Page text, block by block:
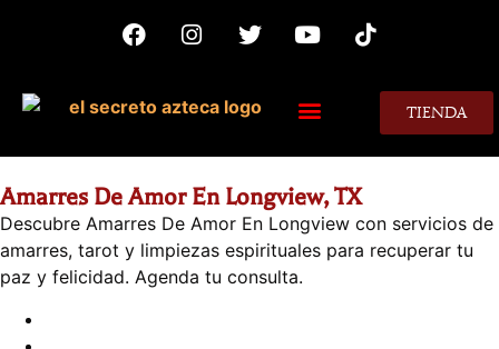
TIENDA
Amarres De Amor En Longview, TX
Descubre Amarres De Amor En Longview con servicios de
amarres, tarot y limpiezas espirituales para recuperar tu
paz y felicidad. Agenda tu consulta.